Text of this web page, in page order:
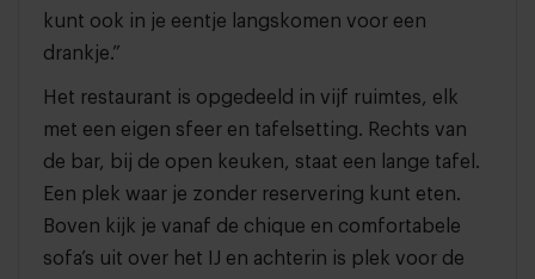
kunt ook in je eentje langskomen voor een
drankje.”
Het restaurant is opgedeeld in vijf ruimtes, elk
met een eigen sfeer en tafelsetting. Rechts van
de bar, bij de open keuken, staat een lange tafel.
Een plek waar je zonder reservering kunt eten.
Boven kijk je vanaf de chique en comfortabele
sofa’s uit over het IJ en achterin is plek voor de